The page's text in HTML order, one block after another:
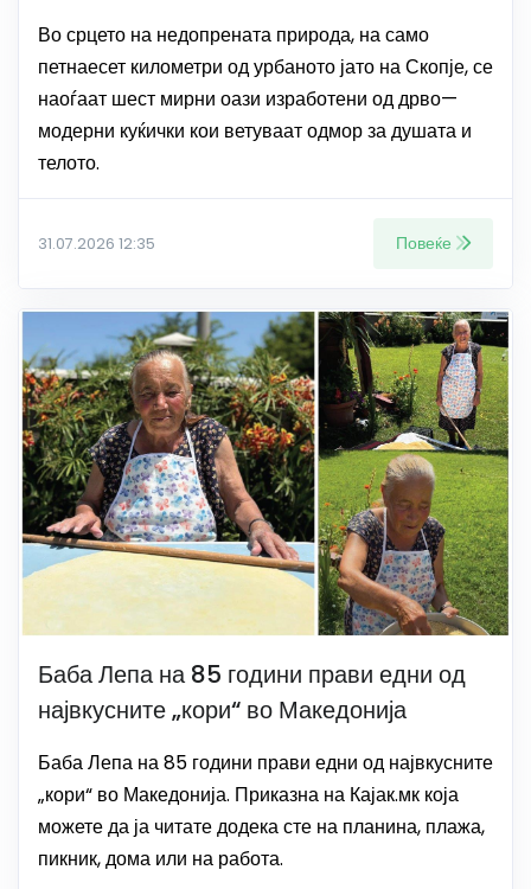
Во срцето на недопрената природа, на само
петнаесет километри од урбаното јато на Скопје, се
наоѓаат шест мирни оази изработени од дрво—
модерни куќички кои ветуваат одмор за душата и
телото.
31.07.2026 12:35 Повеќе
Баба Лепа на 85 години прави едни од
највкусните „кори“ во Македонија
Баба Лепа на 85 години прави едни од највкусните
„кори“ во Македонија. Приказна на Кајак.мк која
можете да ја читате додека сте на планина, плажа,
пикник, дома или на работа.